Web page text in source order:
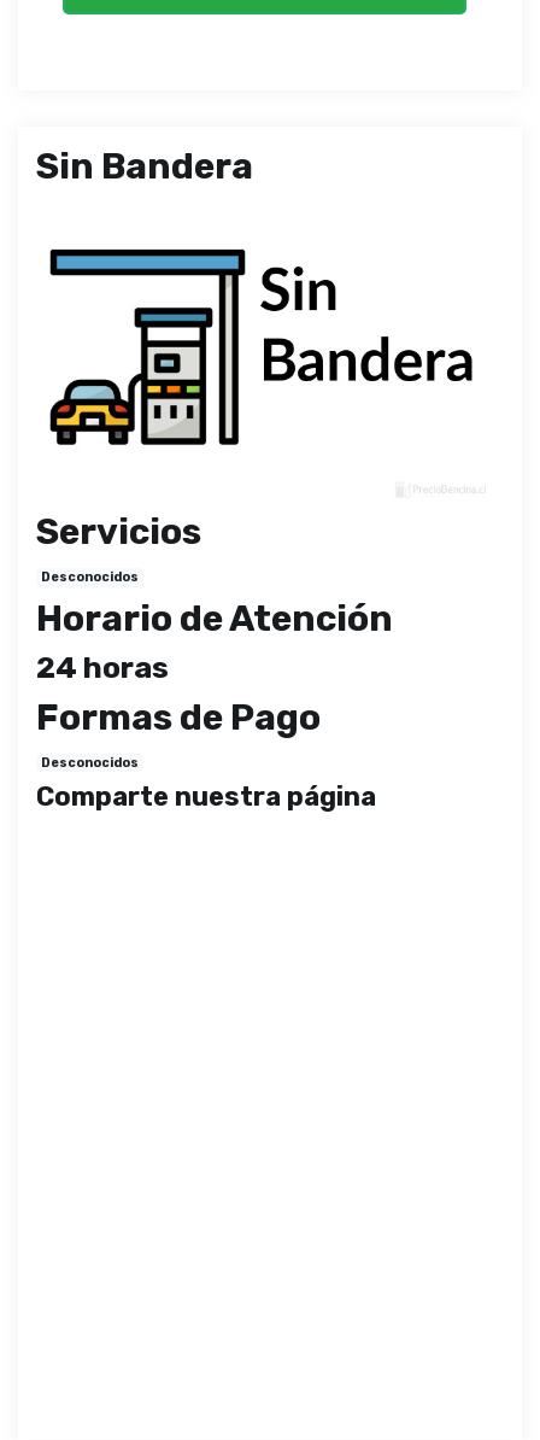
Sin Bandera
Servicios
Desconocidos
Horario de Atención
24 horas
Formas de Pago
Desconocidos
Comparte nuestra página